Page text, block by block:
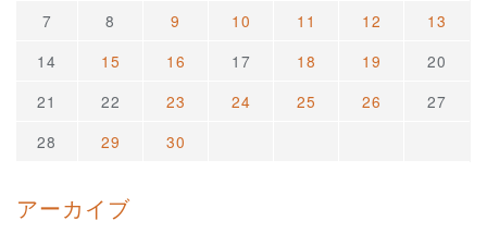
7
8 9 10 11 12
13
14
15 16 17 18 19
20
21
22 23 24 25 26
27
28
29 30
アーカイブ